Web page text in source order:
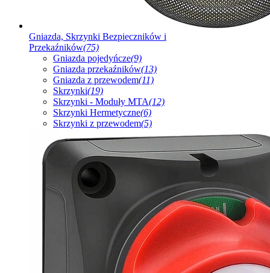
Gniazda, Skrzynki Bezpieczników i
Przekaźników(75)
Gniazda pojedyńcze(9)
Gniazda przekaźników(13)
Gniazda z przewodem(11)
Skrzynki(19)
Skrzynki - Moduły MTA(12)
Skrzynki Hermetyczne(6)
Skrzynki z przewodem(5)